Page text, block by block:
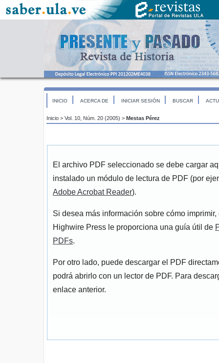
INICIO ACERCA DE INICIAR SESIÓN BUSCAR
Inicio > Vol. 10, Núm. 20 (2005) > Mestas Pérez
El archivo PDF seleccionado se debe cargar
instalado un módulo de lectura de PDF (por
Adobe Acrobat Reader).
Si desea más información sobre cómo
Highwire Press le proporciona una guía útil de
PDFs.
Por otro lado, puede descargar el PDF
podrá abrirlo con un lector de PDF. Para
enlace anterior.